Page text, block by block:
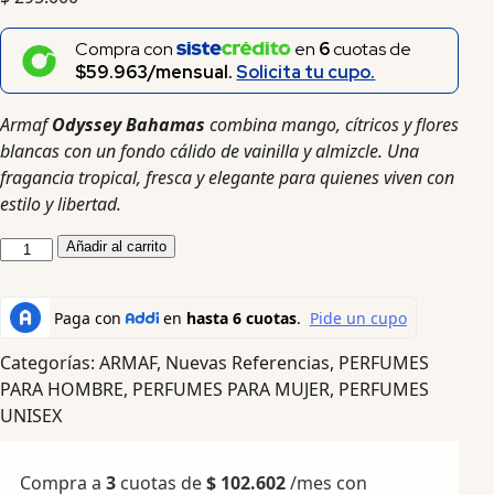
Compra con en 6cuotas de
$59.963/mensual.Solicita tu cupo.
ArmafOdyssey Bahamas combina mango, cítricos y flores
blancas con un fondo cálido de vainilla y almizcle. Una
fragancia tropical, fresca y elegante para quienes viven con
estilo y libertad.
Añadir al carrito
Categorías: ARMAF, Nuevas Referencias, PERFUMES
PARA HOMBRE, PERFUMES PARA MUJER, PERFUMES
UNISEX
Compra a 3 cuotas de$ 102.602/mes con